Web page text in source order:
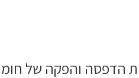
הדפסה והפקה של